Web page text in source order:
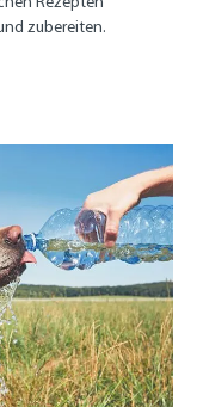
zubereiten.